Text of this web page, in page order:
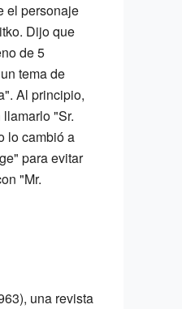
el personaje
Dijo que
de 5
tema de
Al principio,
"Sr.
lo cambió a
para evitar
"Mr.
una revista